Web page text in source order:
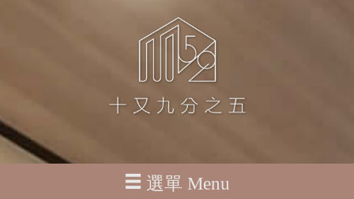
選單 Menu